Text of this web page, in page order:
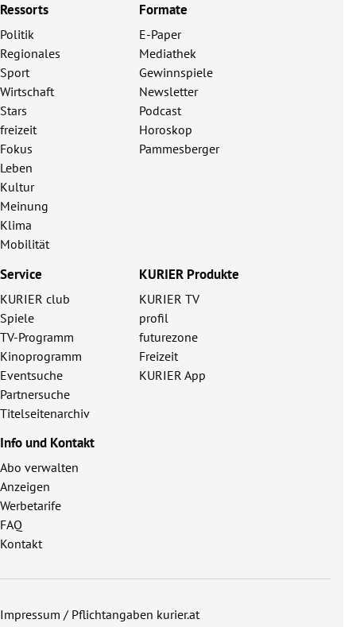
Ressorts
Politik
Regionales
Sport
Wirtschaft
Stars
freizeit
Fokus
Leben
Kultur
Meinung
Klima
Mobilität
Formate
E-Paper
Mediathek
Gewinnspiele
Newsletter
Podcast
Horoskop
Pammesberger
Service
KURIER club
Spiele
TV-Programm
Kinoprogramm
Eventsuche
Partnersuche
Titelseitenarchiv
KURIER Produkte
KURIER TV
profil
futurezone
Freizeit
KURIER App
Info und Kontakt
Abo verwalten
Anzeigen
Werbetarife
FAQ
Kontakt
Impressum / Pflichtangaben kurier.at